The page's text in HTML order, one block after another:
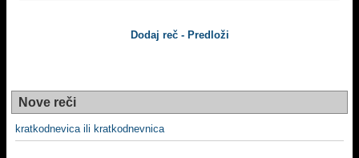
Dodaj reč - Predloži
Nove reči
kratkodnevica ili kratkodnevnica